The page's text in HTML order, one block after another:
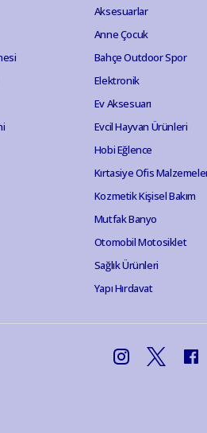
Aksesuarlar
Anne Çocuk
Bahçe Outdoor Spor
Elektronik
Ev Aksesuarı
Evcil Hayvan Ürünleri
Hobi Eğlence
Kırtasiye Ofis
Kozmetik Kişisel Bakım
Mutfak Banyo
Otomobil Motosiklet
Sağlık Ürünleri
Yapı Hırdavat